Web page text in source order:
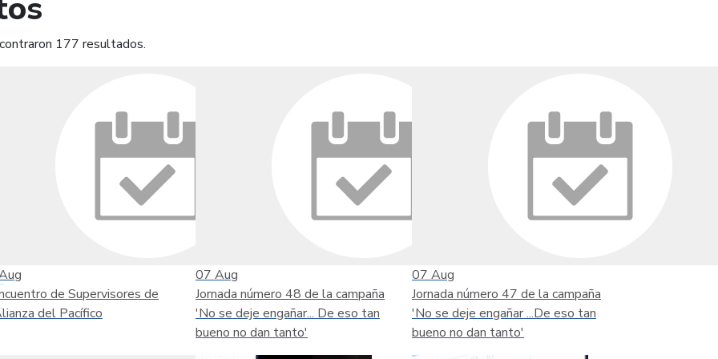
177 resultados.
de Supervisores de
del Pacífico
07 Aug
Jornada número 48 de la campaña
'No se deje engañar... De eso tan
bueno no dan tanto'
07 Aug
Jornada número 47 de la campaña
'No se deje engañar ...De eso tan
bueno no dan tanto'